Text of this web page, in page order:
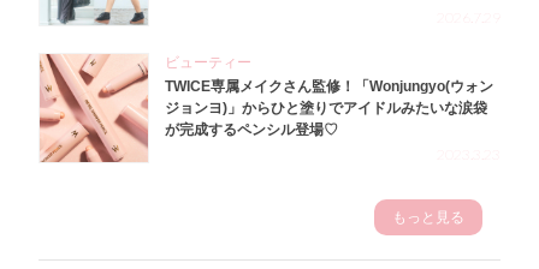
ビューティー
TWICE専属メイクさん監修！「Wonjungyo(ウォン
ジョンヨ)」からひと塗りでアイドルみたいな涙袋
が完成するペンシル登場♡
もっと見る